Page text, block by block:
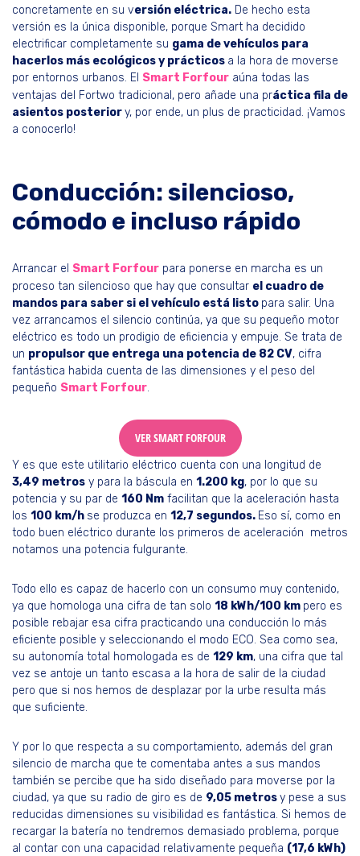
concretamente en su versión eléctrica. De hecho esta
versión es la única disponible, porque Smart ha decidido
electrificar completamente su gama de vehículos para
hacerlos más ecológicos y prácticos a la hora de moverse
por entornos urbanos. El Smart Forfour aúna todas las
ventajas del Fortwo tradicional, pero añade una práctica fila de
asientos posteriory, por ende, un plus de practicidad. ¡Vamos
a conocerlo!
Conducción: silencioso,
cómodo e incluso rápido
Arrancar el Smart Forfour para ponerse en marcha es un
proceso tan silencioso que hay que consultar el cuadro de
mandos para saber si el vehículo está listo para salir. Una
vez arrancamos el silencio continúa, ya que su pequeño motor
eléctrico es todo un prodigio de eficiencia y empuje. Se trata de
un propulsor que entrega una potencia de 82 CV, cifra
fantástica habida cuenta de las dimensiones y el peso del
pequeño Smart Forfour.
VER SMART FORFOUR
Y es que este utilitario eléctrico cuenta con una longitud de
3,49 metros y para la báscula en 1.200 kg, por lo que su
potencia y su par de 160 Nm facilitan que la aceleración hasta
los 100 km/h se produzca en 12,7 segundos. Eso sí, como en
todo buen eléctrico durante los primeros de aceleración metros
notamos una potencia fulgurante.
Todo ello es capaz de hacerlo con un consumo muy contenido,
ya que homologa una cifra de tan solo 18 kWh/100 km pero es
posible rebajar esa cifra practicando una conducción lo más
eficiente posible y seleccionando el modo ECO. Sea como sea,
su autonomía total homologada es de 129 km, una cifra que tal
vez se antoje un tanto escasa a la hora de salir de la ciudad
pero que si nos hemos de desplazar por la urbe resulta más
que suficiente.
Y por lo que respecta a su comportamiento, además del gran
silencio de marcha que te comentaba antes a sus mandos
también se percibe que ha sido diseñado para moverse por la
ciudad, ya que su radio de giro es de 9,05 metrosy pese a sus
reducidas dimensiones su visibilidad es fantástica. Si hemos de
recargar la batería no tendremos demasiado problema, porque
al contar con una capacidad relativamente pequeña (17,6 kWh)